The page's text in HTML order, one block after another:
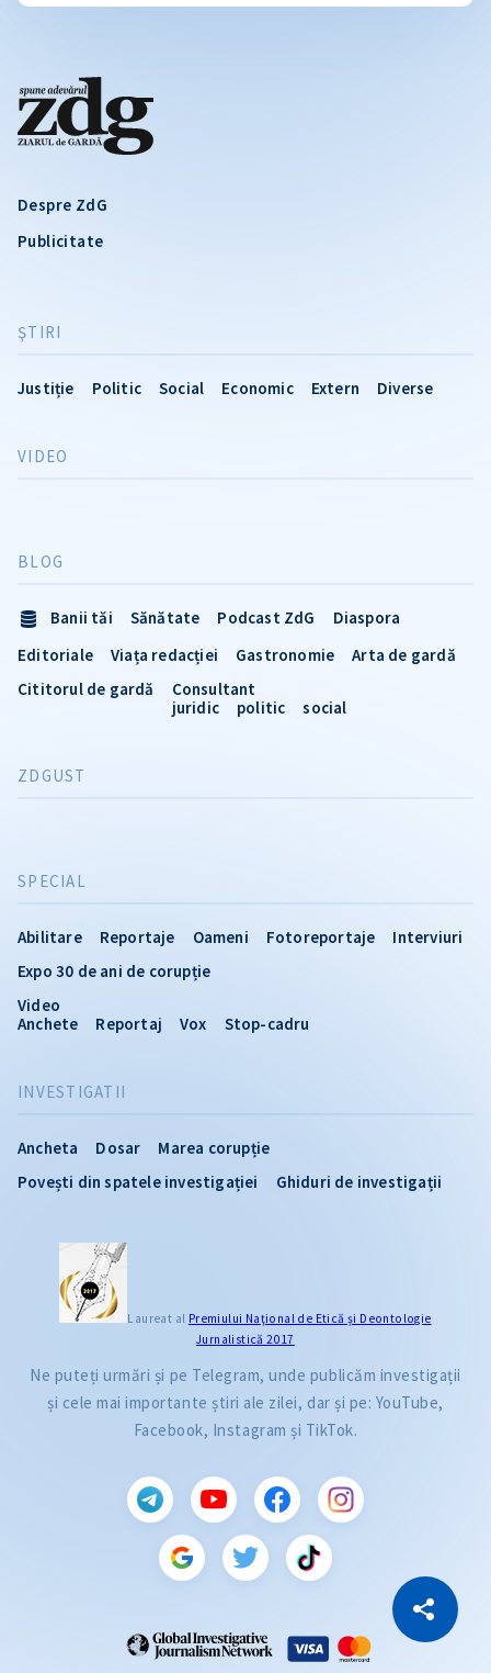
Copiază Link
Despre ZdG
Publicitate
ŞTIRI
Justiție Politic Social Economic Extern Diverse
INVESTIGATII
Ancheta Dosar
Marea corupție
Povești din spatele investigației
Ghiduri de investigații
VIDEO
SPECIAL
Abilitare Reportaje Oameni Fotoreportaje
Interviuri
Expo 30 de ani de corupție
Video
Anchete
Reportaj Vox Stop-cadru
BLOG
Banii tăi Sănătate Podcast ZdG
Diaspora
Editoriale
Viața redacției Gastronomie
Arta de gardă
Cititorul de gardă
Consultant
juridic
politic social
ZDGUST
Laureat al Premiului Naţional de Etică și Deontologie
Jurnalistică 2017
Ne puteți urmări și pe Telegram, unde publicăm investigații
și cele mai importante știri ale zilei, dar și pe: YouTube,
Facebook, Instagram și TikTok.